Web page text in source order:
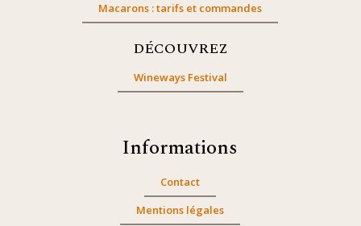
Macarons : tarifs et commandes
DÉCOUVREZ
Wineways Festival
Informations
Contact
Mentions légales